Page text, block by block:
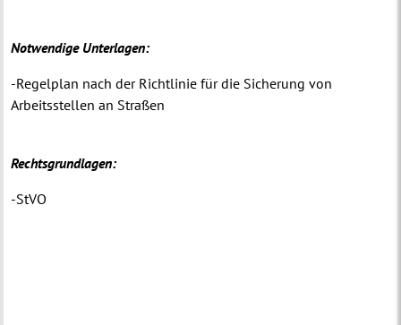
Notwendige Unterlagen:
-Regelplan nach der Richtlinie für die Sicherung von
Arbeitsstellen an Straßen
Rechtsgrundlagen:
-StVO